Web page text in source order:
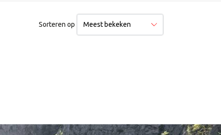
Sorteren op